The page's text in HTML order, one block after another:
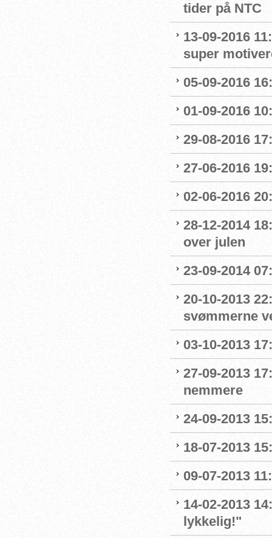
tider på NTC
13-09-2016
super
05-09-2016
01-09-2016
29-08-2016
27-06-2016
02-06-2016
28-12-2014
over julen
23-09-2014
20-10-2013
svømmerne
03-10-2013
27-09-2013
nemmere
24-09-2013
18-07-2013
09-07-2013
14-02-2013
lykkelig!"